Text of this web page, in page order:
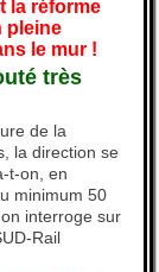
la réforme
pleine
le mur !
très
de la
la direction se
t-on, en
minimum 50
interroge sur
Rail